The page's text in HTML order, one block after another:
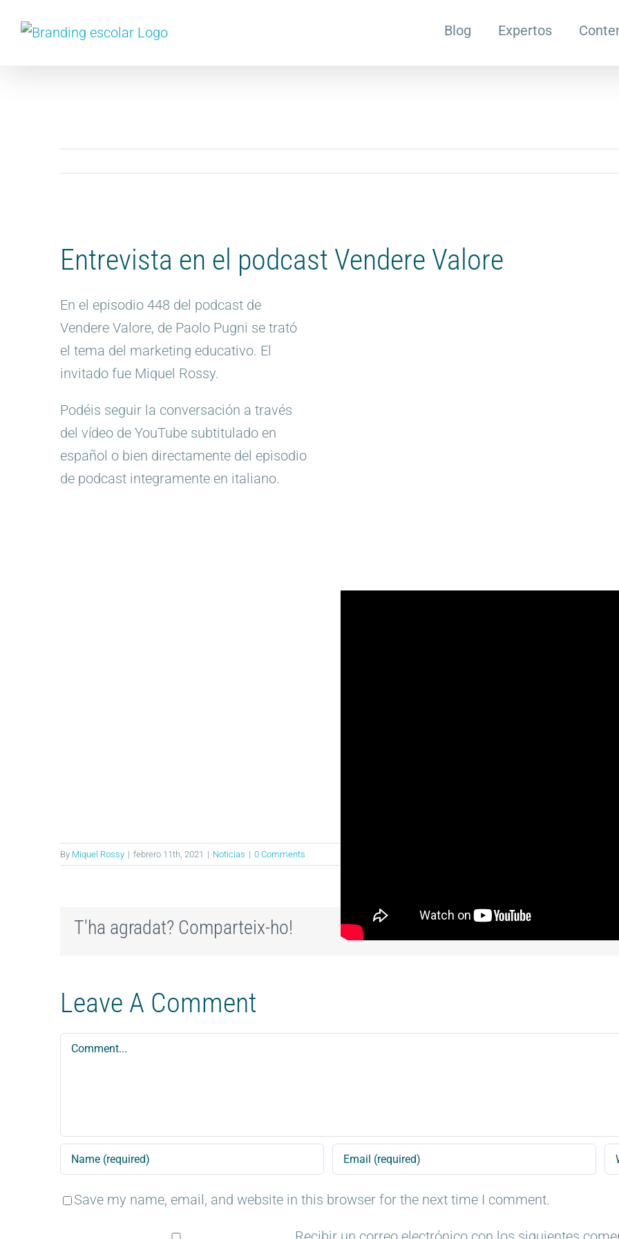
Blog Expertos
Larger
Image
Entrevista en el podcast Vendere Valore
En el episodio 448 del podcast de
Vendere Valore, de Paolo Pugni se trató
el tema del marketing educativo. El
invitado fue Miquel Rossy.
Podéis seguir la conversación a través
del vídeo de YouTube subtitulado en
español o bien directamente del episodio
de podcast integramente en italiano.
By Miquel Rossy | febrero 11th, 2021 | Noticias | 0 Comments
T'ha agradat? Comparteix-ho!
Leave A Comment
Comment
Save my name, email, and website in this browser for the next time I comment.